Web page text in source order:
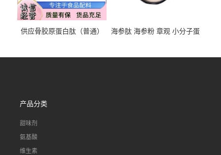
供应骨胶原蛋白肽（普通）
海参肽 海参粉 章观 小分子蛋
产品分类
甜味剂
氨基酸
维生素